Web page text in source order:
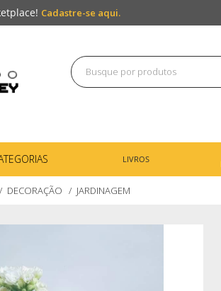
Cadastre-se aqui.
LIVROS
DECORAÇÃO JARDINAGEM